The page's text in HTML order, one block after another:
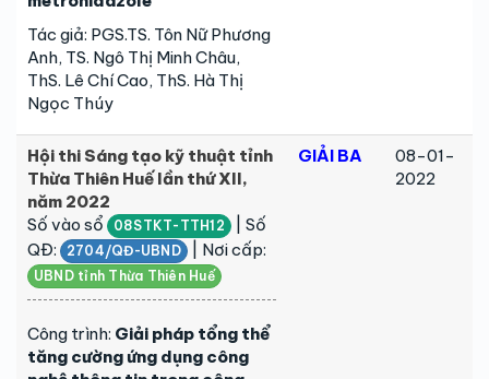
Tác giả: PGS.TS. Tôn Nữ Phương
Anh, TS. Ngô Thị Minh Châu,
ThS. Lê Chí Cao, ThS. Hà Thị
Ngọc Thúy
Hội thi Sáng tạo kỹ thuật tỉnh
Thừa Thiên Huế lần thứ XII,
năm 2022
Số vào sổ
08STKT-TTH12 | Số
QĐ:
2704/QĐ-UBND | Nơi cấp:
UBND tỉnh Thừa Thiên Huế
Công trình: Giải pháp tổng thể
tăng cường ứng dụng công
GIẢI BA
08-01-
2022